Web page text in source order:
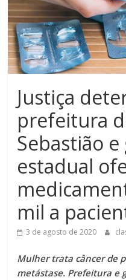
Justiça
prefeitura
Sebastião
estadual
mil a
3 de agosto de 2020
Mulher trata câncer de
metástase. Prefeitura e